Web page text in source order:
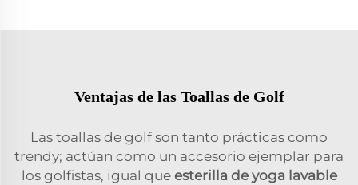
Ventajas de las Toallas de Golf
Las toallas de golf son tanto prácticas como
trendy; actúan como un accesorio ejemplar para
los golfistas, igual que esterilla de yoga lavable